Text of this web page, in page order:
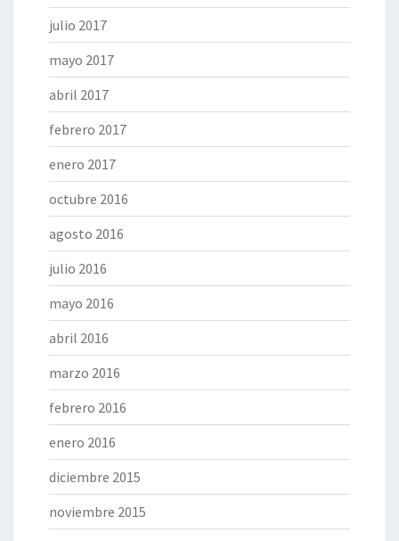
julio 2017
mayo 2017
abril 2017
febrero 2017
enero 2017
octubre 2016
agosto 2016
julio 2016
mayo 2016
abril 2016
marzo 2016
febrero 2016
enero 2016
diciembre 2015
noviembre 2015